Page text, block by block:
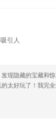
引人
发现隐藏的宝藏和
的太好玩了！我完